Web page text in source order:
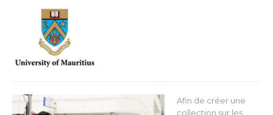
Afin de créer une
collection sur les